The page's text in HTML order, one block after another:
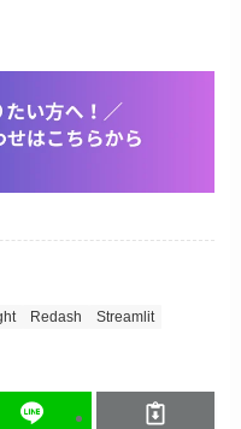
Redash
Streamlit